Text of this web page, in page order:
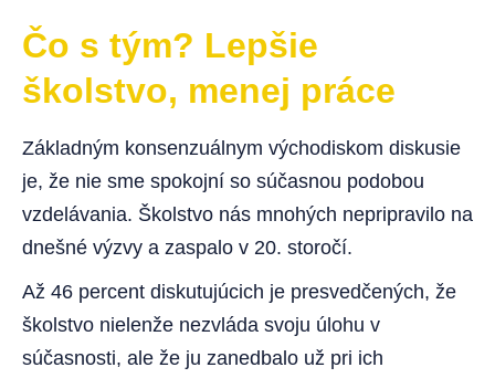
Čo s tým? Lepšie
školstvo, menej práce
Základným konsenzuálnym východiskom diskusie
je, že nie sme spokojní so súčasnou podobou
vzdelávania. Školstvo nás mnohých nepripravilo na
dnešné výzvy a zaspalo v 20. storočí.
Až 46 percent diskutujúcich je presvedčených, že
školstvo nielenže nezvláda svoju úlohu v
súčasnosti, ale že ju zanedbalo už pri ich